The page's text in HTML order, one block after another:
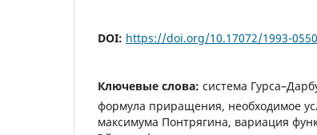
DOI: https://doi.org/10.17072/1993-
Ключевые слова: система
формула приращения, необходимое
максимума Понтрягина, вариация